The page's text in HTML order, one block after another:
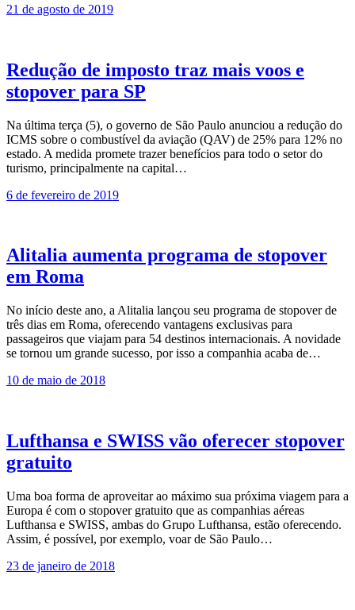
21 de agosto de 2019
Redução de imposto traz mais voos e
stopover para SP
Na última terça (5), o governo de São Paulo anunciou a redução do
ICMS sobre o combustível da aviação (QAV) de 25% para 12% no
estado. A medida promete trazer benefícios para todo o setor do
turismo, principalmente na capital…
6 de fevereiro de 2019
Alitalia aumenta programa de stopover
em Roma
No início deste ano, a Alitalia lançou seu programa de stopover de
três dias em Roma, oferecendo vantagens exclusivas para
passageiros que viajam para 54 destinos internacionais. A novidade
se tornou um grande sucesso, por isso a companhia acaba de…
10 de maio de 2018
Lufthansa e SWISS vão oferecer stopover
gratuito
Uma boa forma de aproveitar ao máximo sua próxima viagem para a
Europa é com o stopover gratuito que as companhias aéreas
Lufthansa e SWISS, ambas do Grupo Lufthansa, estão oferecendo.
Assim, é possível, por exemplo, voar de São Paulo…
23 de janeiro de 2018